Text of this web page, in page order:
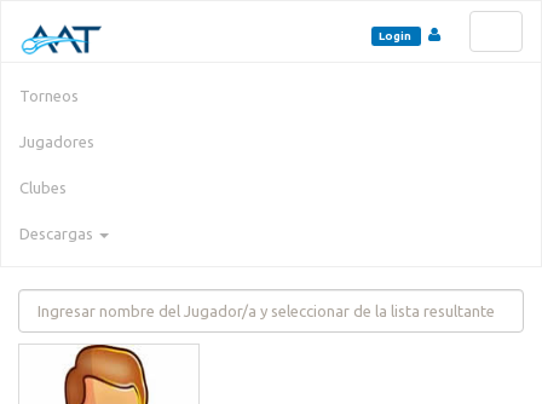
Torneos
Jugadores
Clubes
Descargas
Login